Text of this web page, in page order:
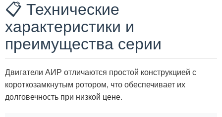
📋 Технические
характеристики и
преимущества серии
Двигатели АИР отличаются простой конструкцией с
короткозамкнутым ротором, что обеспечивает их
долговечность при низкой цене.